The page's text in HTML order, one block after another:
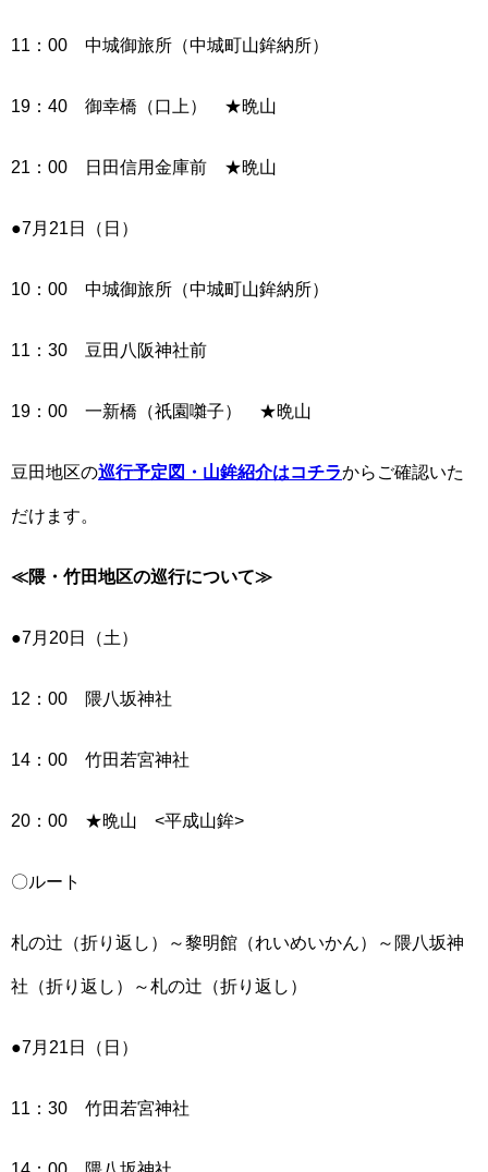
11：00 中城御旅所（中城町山鉾納所）
19：40 御幸橋（口上） ★晩山
21：00 日田信用金庫前 ★晩山
●7月21日（日）
10：00 中城御旅所（中城町山鉾納所）
11：30 豆田八阪神社前
19：00 一新橋（祇園囃子） ★晩山
豆田地区の巡行予定図・山鉾紹介はコチラからご確認いた
だけます。
≪隈・竹田地区の巡行について≫
●7月20日（土）
12：00 隈八坂神社
14：00 竹田若宮神社
20：00 ★晩山 <平成山鉾>
〇ルート
札の辻（折り返し）～黎明館（れいめいかん）～隈八坂神
社（折り返し）～札の辻（折り返し）
●7月21日（日）
11：30 竹田若宮神社
14：00 隈八坂神社